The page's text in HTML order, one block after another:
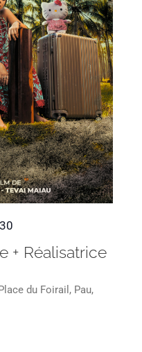
+ Réalisatrice
du Foirail, Pau,